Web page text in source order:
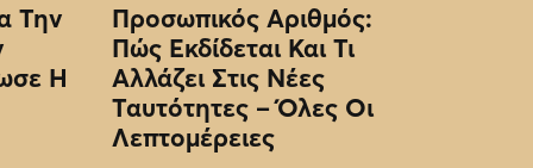
Την
Η
Προσωπικός Αριθμός:
Πώς Εκδίδεται Και Τι
Αλλάζει Στις Νέες
Ταυτότητες – Όλες Οι
Λεπτομέρειες